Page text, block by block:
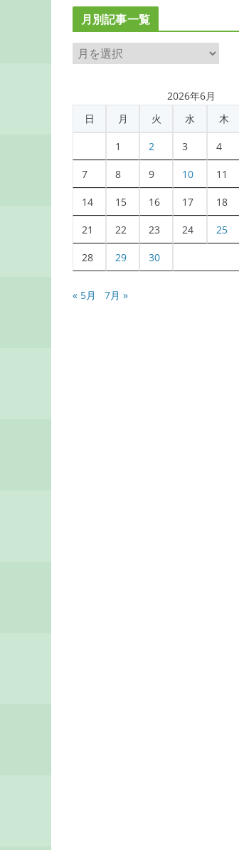
月別記事一覧
月
事
2026年6月
日
月 火 水 木
1 2 3 4
7 8 9 10 11
14 15 16 17 18
21 22 23 24 25
28 29 30
« 5月 7月 »